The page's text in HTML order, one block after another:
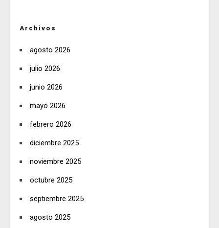
Archivos
agosto 2026
julio 2026
junio 2026
mayo 2026
febrero 2026
diciembre 2025
noviembre 2025
octubre 2025
septiembre 2025
agosto 2025